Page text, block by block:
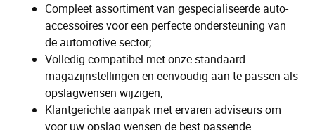
Compleet assortiment van gespecialiseerde auto-
accessoires voor een perfecte ondersteuning van
de automotive sector;
Volledig compatibel met onze standaard
magazijnstellingen en eenvoudig aan te passen als
opslagwensen wijzigen;
Klantgerichte aanpak met ervaren adviseurs om
voor uw opslag wensen de best passende